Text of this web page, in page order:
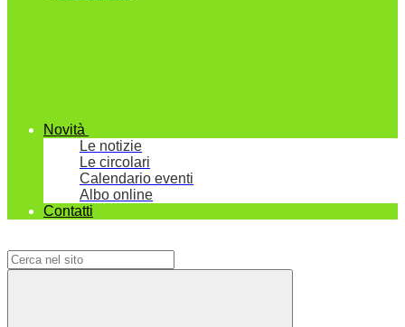
Novità
Le notizie
Le circolari
Calendario eventi
Albo online
Contatti